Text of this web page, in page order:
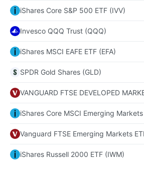
iShares Core S&P 500 ETF (IVV)
Invesco QQQ Trust (QQQ)
iShares MSCI EAFE ETF (EFA)
SPDR Gold Shares (GLD)
VANGUARD FTSE DEVELOPED
iShares Core MSCI Emerging Markets
Vanguard FTSE Emerging Markets
iShares Russell 2000 ETF (IWM)